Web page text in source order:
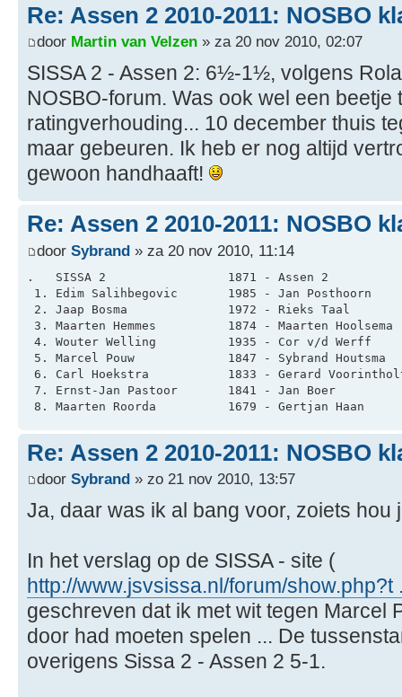
Re: Assen 2 2010-2011: NOSBO
door Martin van Velzen » za 20 nov 2010, 02:07
SISSA 2 - Assen 2: 6½-1½, volgens
NOSBO-forum. Was ook wel een
ratingverhouding... 10 december thuis
maar gebeuren. Ik heb er nog altijd
gewoon handhaaft!
Re: Assen 2 2010-2011: NOSBO
door Sybrand » za 20 nov 2010, 11:14
.   SISSA 2                 1871 - Assen 2
1. Edim Salihbegovic       1985 - Jan Posthoorn
2. Jaap Bosma              1972 - Rieks Taal
3. Maarten Hemmes          1874 - Maarten
4. Wouter Welling          1935 - Cor v/d Werff
5. Marcel Pouw             1847 - Sybrand
6. Carl Hoekstra           1833 - Gerard
7. Ernst-Jan Pastoor       1841 - Jan Boer
8. Maarten Roorda          1679 - Gertjan Haan
Re: Assen 2 2010-2011: NOSBO
door Sybrand » zo 21 nov 2010, 13:57
Ja, daar was ik al bang voor, zoiets hou
In het verslag op de SISSA - site (
http://www.jsvsissa.nl/forum/show.php?t
geschreven dat ik met wit tegen Marcel
door had moeten spelen ... De
overigens Sissa 2 - Assen 2 5-1.